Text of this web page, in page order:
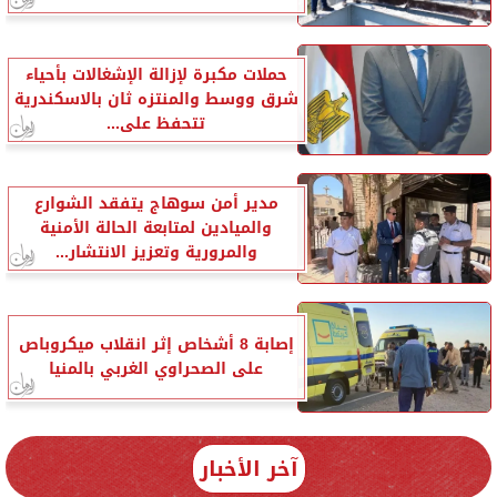
حملات مكبرة لإزالة الإشغالات بأحياء
شرق ووسط والمنتزه ثان بالاسكندرية
تتحفظ على...
مدير أمن سوهاج يتفقد الشوارع
والميادين لمتابعة الحالة الأمنية
والمرورية وتعزيز الانتشار...
إصابة 8 أشخاص إثر انقلاب ميكروباص
على الصحراوي الغربي بالمنيا
آخر الأخبار